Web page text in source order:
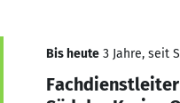
Bis heute 3 Jahre, seit